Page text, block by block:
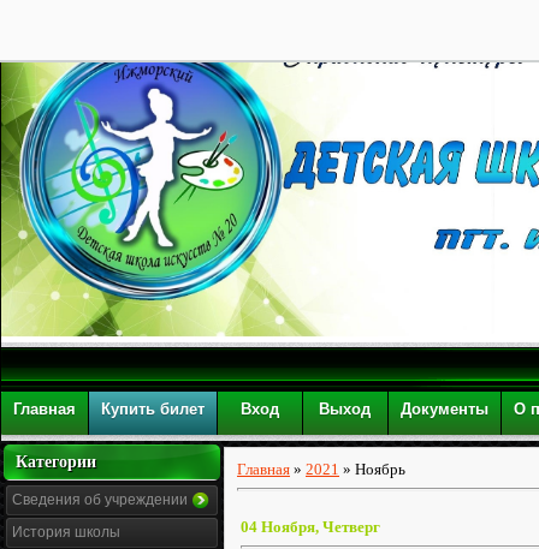
Главная Купить билет Вход Выход Документы О
Категории
Сведения об учреждении
История школы
Главная » 2021 » Ноябрь
04 Ноября, Четверг